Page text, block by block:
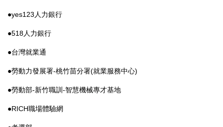
●yes123人力銀行
●518人力銀行
●台灣就業通
●勞動力發展署-桃竹苗分署(就業服務中心)
●勞動部-新竹職訓-智慧機械專才基地
●RICH職場體驗網